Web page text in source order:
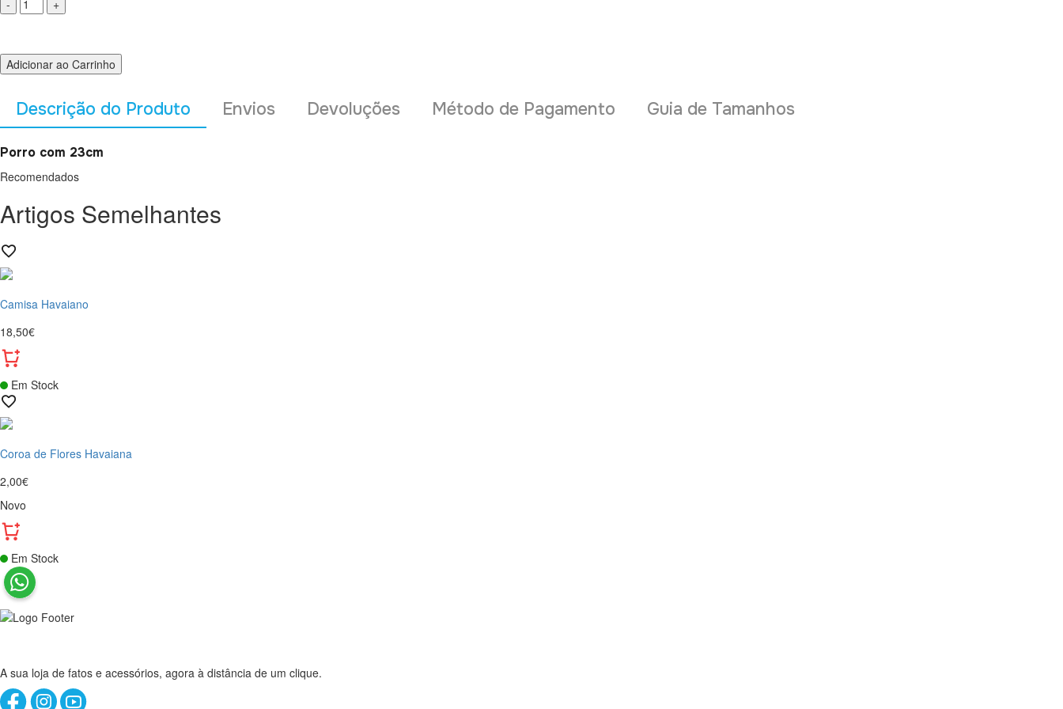
Adicionar ao Carrinho
Descrição do Produto Envios Devoluções Método de Pagamento Guia de Tamanhos
Porro com 23cm
Recomendados
Artigos Semelhantes
Camisa Havaiano
18,50€
Em Stock
Coroa de Flores Havaiana
2,00€
Novo
Em Stock
A sua loja de fatos e acessórios, agora à distância de um clique.